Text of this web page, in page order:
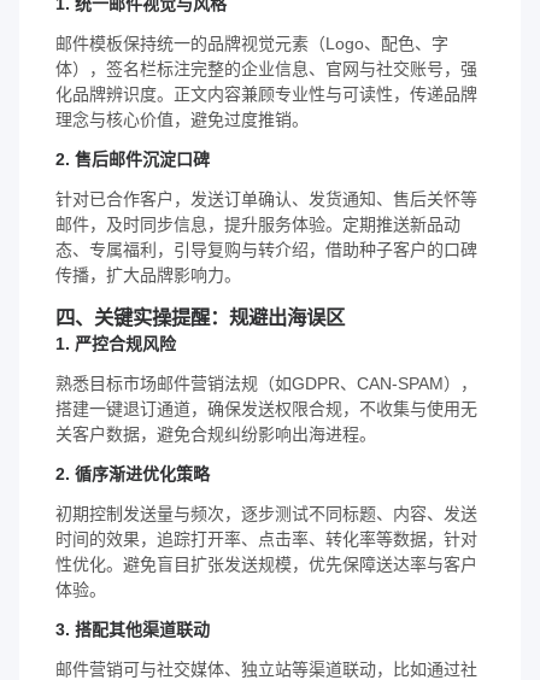
邮件模板保持统一的品牌视觉元素（Logo、配色、字
体），签名栏标注完整的企业信息、官网与社交账号，强
化品牌辨识度。正文内容兼顾专业性与可读性，传递品牌
理念与核心价值，避免过度推销。
2. 售后邮件沉淀口碑
针对已合作客户，发送订单确认、发货通知、售后关怀等
邮件，及时同步信息，提升服务体验。定期推送新品动
态、专属福利，引导复购与转介绍，借助种子客户的口碑
传播，扩大品牌影响力。
四、关键实操提醒：规避出海误区
1. 严控合规风险
熟悉目标市场邮件营销法规（如GDPR、CAN-SPAM），
搭建一键退订通道，确保发送权限合规，不收集与使用无
关客户数据，避免合规纠纷影响出海进程。
2. 循序渐进优化策略
初期控制发送量与频次，逐步测试不同标题、内容、发送
时间的效果，追踪打开率、点击率、转化率等数据，针对
性优化。避免盲目扩张发送规模，优先保障送达率与客户
体验。
3. 搭配其他渠道联动
邮件营销可与社交媒体、独立站等渠道联动，比如通过社